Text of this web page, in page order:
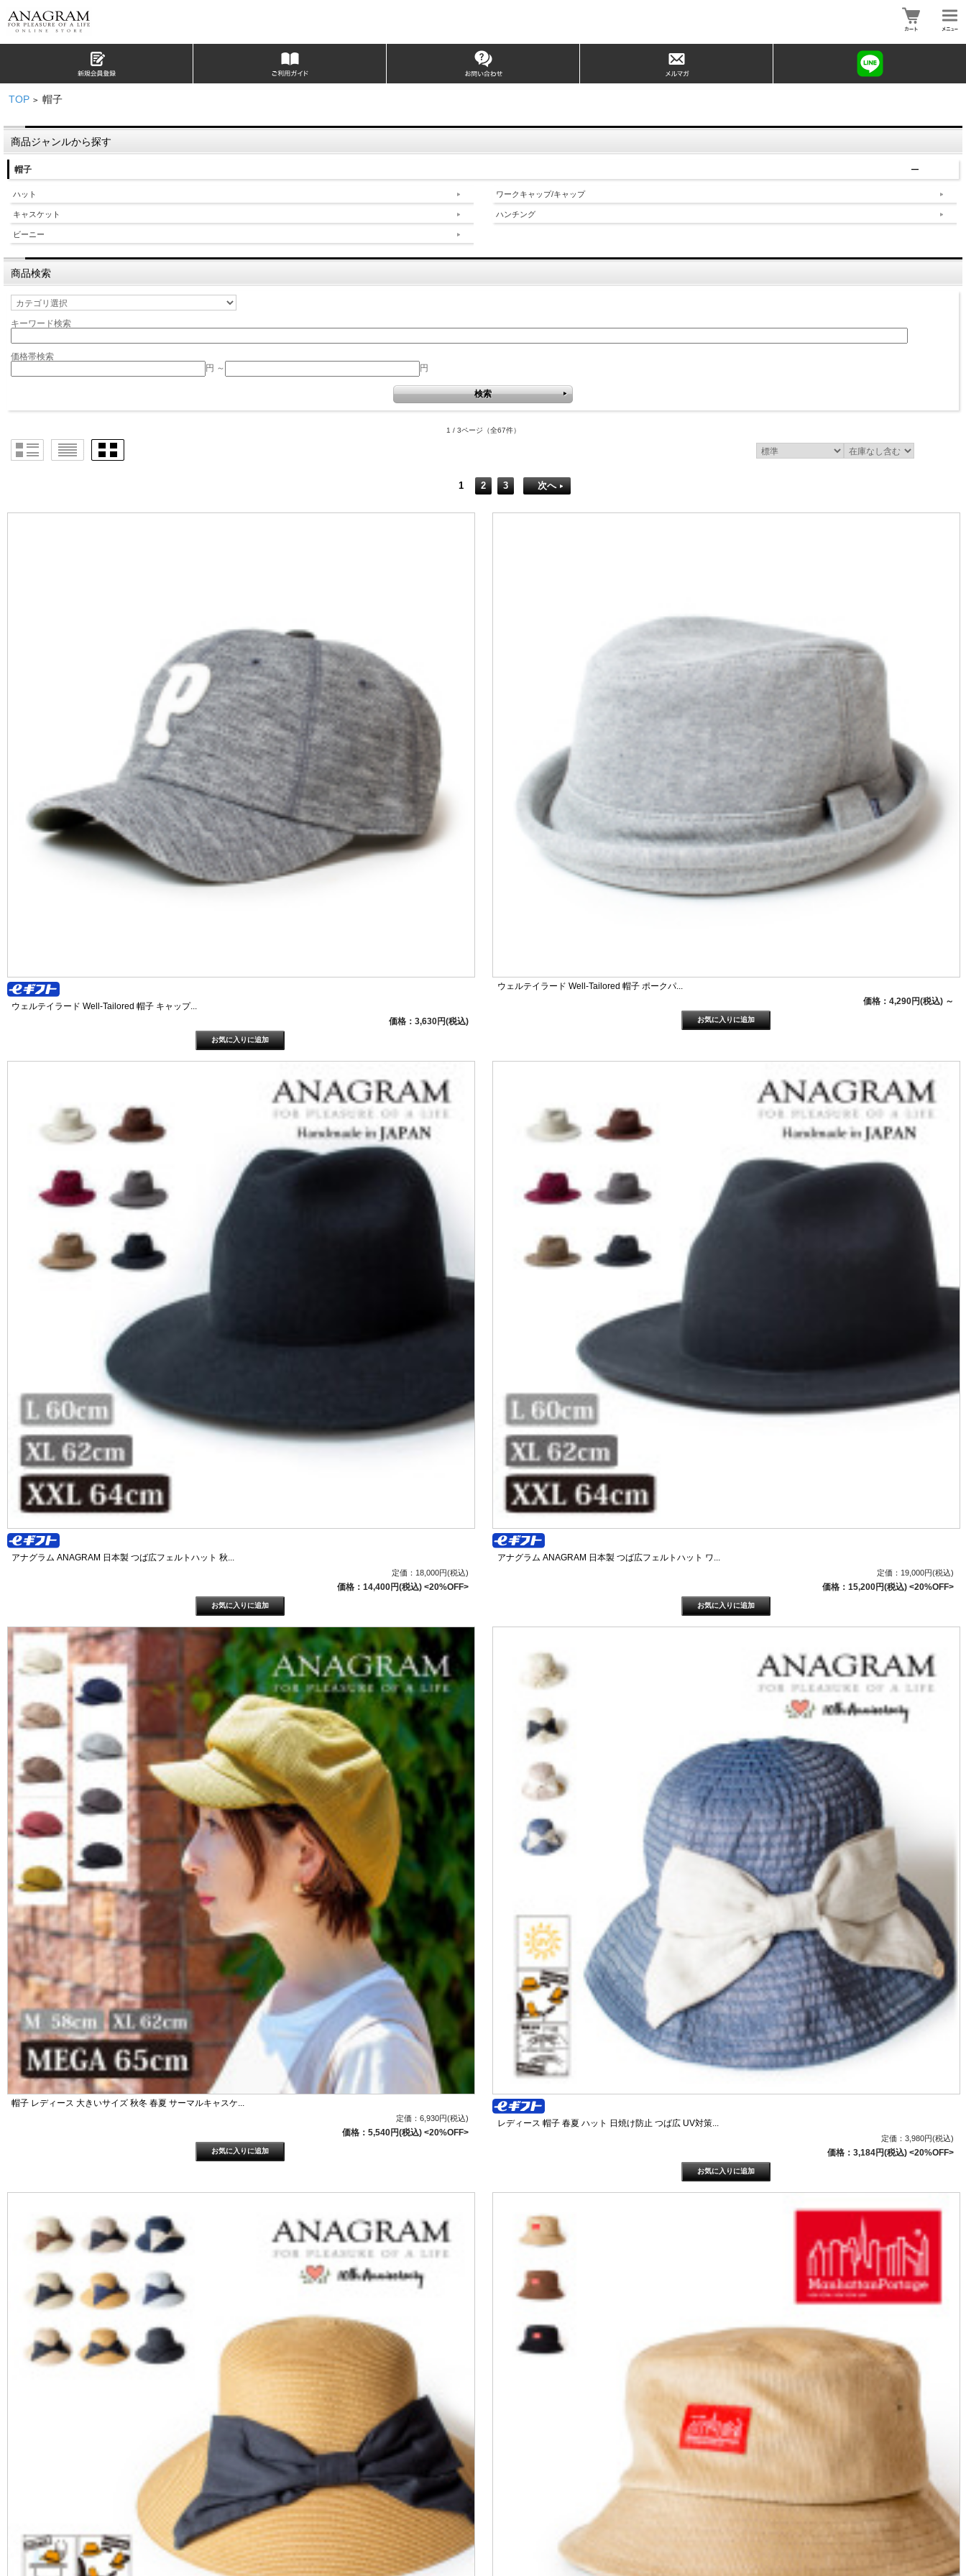
TOP > 帽子
商品ジャンルから探す
帽子
ハット
キャスケット
ビーニー
ワークキャップ/キャップ
ハンチング
商品検索
キーワード検索
価格帯検索
円 ～
円
1 / 3ページ （全67件）
1 2 3 次へ
ウェルテイラード Well-Tailored 帽子 キャップ...
価格：3,630円(税込)
ウェルテイラード Well-Tailored 帽子 ポークパ...
価格：4,290円(税込) ～
アナグラム ANAGRAM 日本製 つば広フェルトハット 秋...
定価：18,000円(税込)
価格：14,400円(税込)<20%OFF>
アナグラム ANAGRAM 日本製 つば広フェルトハット ワ...
定価：19,000円(税込)
価格：15,200円(税込)<20%OFF>
帽子 レディース 大きいサイズ 秋冬 春夏 サーマルキャスケ...
定価：6,930円(税込)
価格：5,540円(税込)<20%OFF>
レディース 帽子 春夏 ハット 日焼け防止 つば広 UV対策...
定価：3,980円(税込)
価格：3,184円(税込)<20%OFF>